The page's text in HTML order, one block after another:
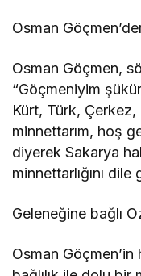
Osman
Osman Göçmen,
“Göçmeniyim
Kürt, Türk,
minnettarım, hoş
diyerek Sakarya
minnettarlığını dile
Geleneğine bağlı
Osman